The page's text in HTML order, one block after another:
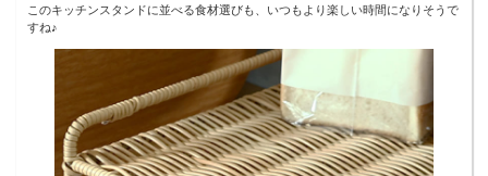
このキッチンスタンドに並べる食材選びも、いつもより楽しい時間になりそうで
すね♪